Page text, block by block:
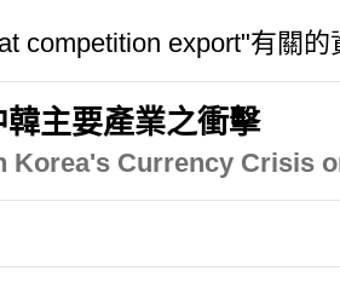
competition export"有關的
主要產業之衝擊
Korea's Currency Crisis